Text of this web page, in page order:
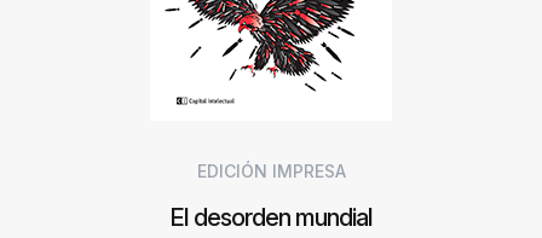
EDICIÓN IMPRESA
El desorden mundial